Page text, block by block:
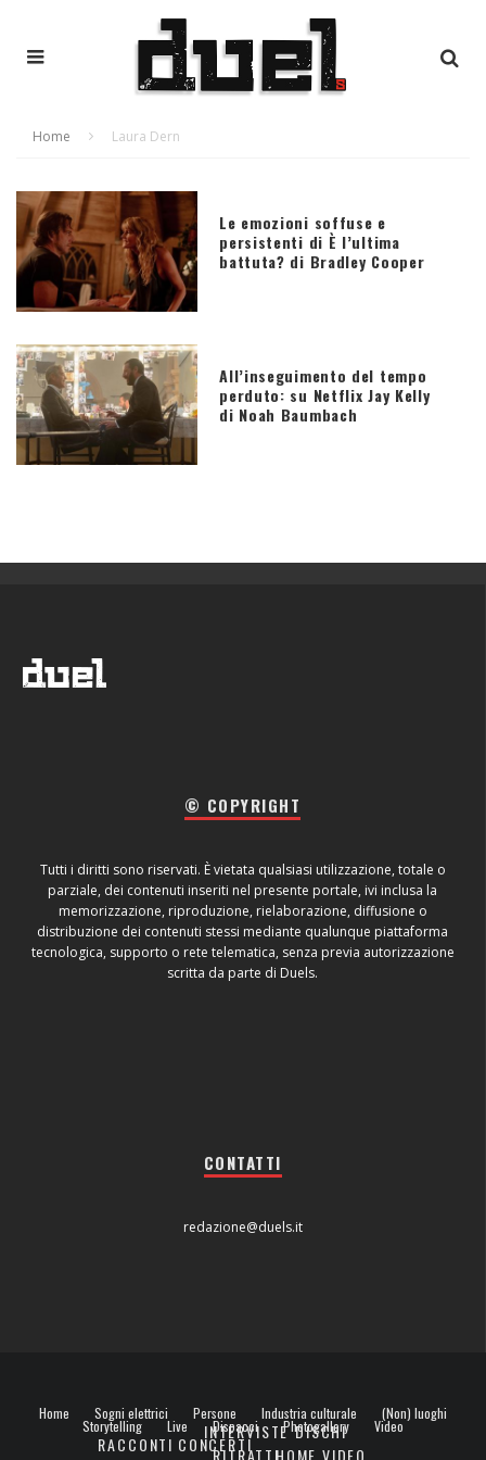
Home Laura Dern
Le emozioni soffuse e
persistenti di È l’ultima
battuta? di Bradley Cooper
All’inseguimento del tempo
perduto: su Netflix Jay Kelly
di Noah Baumbach
© COPYRIGHT
Tutti i diritti sono riservati. È vietata qualsiasi utilizzazione, totale o
parziale, dei contenuti inseriti nel presente portale, ivi inclusa la
memorizzazione, riproduzione, rielaborazione, diffusione o
distribuzione dei contenuti stessi mediante qualunque piattaforma
tecnologica, supporto o rete telematica, senza previa autorizzazione
scritta da parte di Duels.
CONTATTI
redazione@duels.it
Home Sogni elettrici Persone
INTERVISTE
Industria culturale
DISCHI
(Non) luoghi
Storytelling
RACCONTI
Live
CONCERTI
Dispacci Photogallery Video